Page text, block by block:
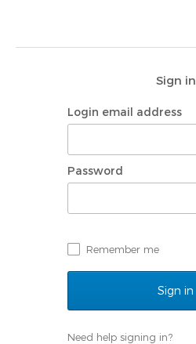
Sign in
Login email address
Password
Remember me
Need help signing in?